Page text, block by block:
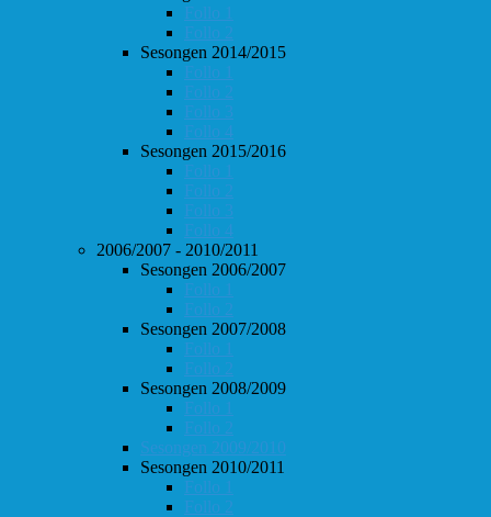
Follo 1
Follo 2
Sesongen 2014/2015
Follo 1
Follo 2
Follo 3
Follo 4
Sesongen 2015/2016
Follo 1
Follo 2
Follo 3
Follo 4
2006/2007 - 2010/2011
Sesongen 2006/2007
Follo 1
Follo 2
Sesongen 2007/2008
Follo 1
Follo 2
Sesongen 2008/2009
Follo 1
Follo 2
Sesongen 2009/2010
Sesongen 2010/2011
Follo 1
Follo 2